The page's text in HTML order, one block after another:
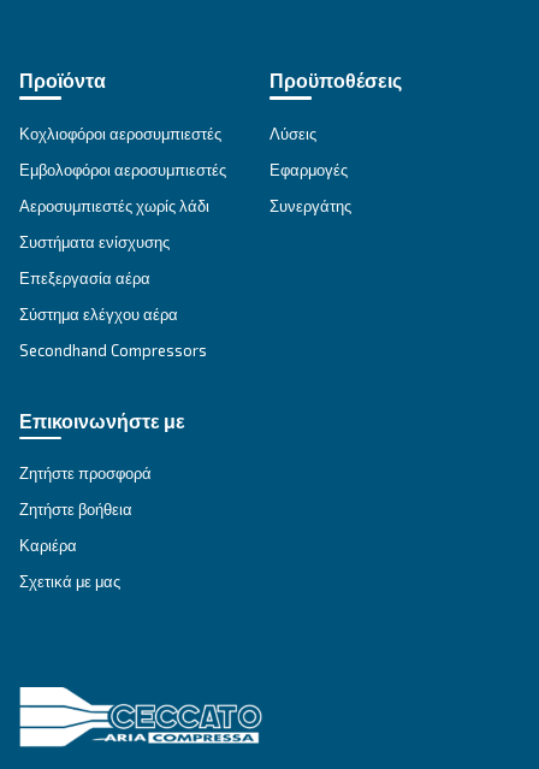
2010-Σήμερα
Οι συνεχείς επενδύσεις στην
οδηγούν σε πιο τεχνολογικά προϊόντα
ποιότητας, όπως κοχλιοφόροι αεροσυμπιεστές
μόνιμους κινητήρες, τηλεχειρισμός και
και συστήματα βελτιστοποίησης χώρου
Ceccato
Ιδρυμένη πριν από 90 χρόνια, η Ceccato είναι
πιο αξιόπιστες μάρκες πεπιεσμένου αέρα. Η
πρωτοπόρος στους κοχλιωτούς συμπιεστές,
στην καινοτομία, με στόχο να προσφέρει την
τεχνολογία στον κλάδο των συμπιεστών.
Προϊόντα